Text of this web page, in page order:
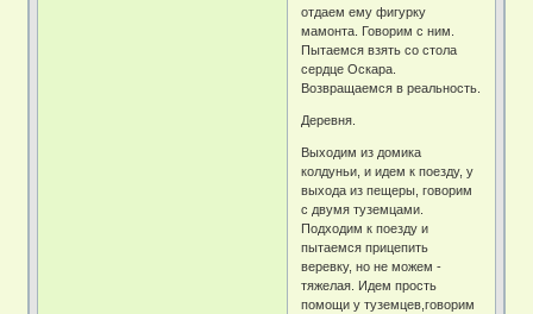
отдаем ему фигурку
мамонта. Говорим с ним.
Пытаемся взять со стола
сердце Оскара.
Возвращаемся в реальность.
Деревня.
Выходим из домика
колдуньи, и идем к поезду, у
выхода из пещеры, говорим
с двумя туземцами.
Подходим к поезду и
пытаемся прицепить
веревку, но не можем -
тяжелая. Идем прость
помощи у туземцев,говорим